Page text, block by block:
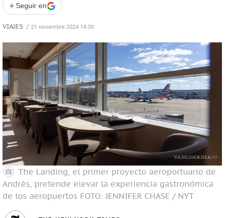
+ Seguir en
VIAJES / 21 noviembre 2024 14:30
The Landing, el primer proyecto aeroportuario de
Andrés, pretende elevar la experiencia gastronómica
de los aeropuertos FOTO: JENNIFER CHASE / NYT